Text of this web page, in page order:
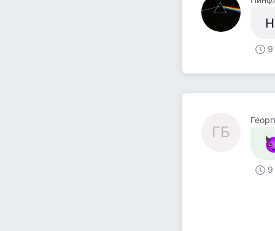
9
ГБ
9